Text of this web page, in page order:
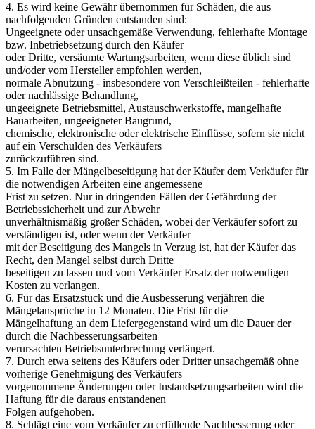
4. Es wird keine Gewähr übernommen für Schäden, die aus
nachfolgenden Gründen entstanden sind:
Ungeeignete oder unsachgemäße Verwendung, fehlerhafte Montage
bzw. Inbetriebsetzung durch den Käufer
oder Dritte, versäumte Wartungsarbeiten, wenn diese üblich sind
und/oder vom Hersteller empfohlen werden,
normale Abnutzung - insbesondere von Verschleißteilen - fehlerhafte
oder nachlässige Behandlung,
ungeeignete Betriebsmittel, Austauschwerkstoffe, mangelhafte
Bauarbeiten, ungeeigneter Baugrund,
chemische, elektronische oder elektrische Einflüsse, sofern sie nicht
auf ein Verschulden des Verkäufers
zurückzuführen sind.
5. Im Falle der Mängelbeseitigung hat der Käufer dem Verkäufer für
die notwendigen Arbeiten eine angemessene
Frist zu setzen. Nur in dringenden Fällen der Gefährdung der
Betriebssicherheit und zur Abwehr
unverhältnismäßig großer Schäden, wobei der Verkäufer sofort zu
verständigen ist, oder wenn der Verkäufer
mit der Beseitigung des Mangels in Verzug ist, hat der Käufer das
Recht, den Mangel selbst durch Dritte
beseitigen zu lassen und vom Verkäufer Ersatz der notwendigen
Kosten zu verlangen.
6. Für das Ersatzstück und die Ausbesserung verjähren die
Mängelansprüche in 12 Monaten. Die Frist für die
Mängelhaftung an dem Liefergegenstand wird um die Dauer der
durch die Nachbesserungsarbeiten
verursachten Betriebsunterbrechung verlängert.
7. Durch etwa seitens des Käufers oder Dritter unsachgemäß ohne
vorherige Genehmigung des Verkäufers
vorgenommene Änderungen oder Instandsetzungsarbeiten wird die
Haftung für die daraus entstandenen
Folgen aufgehoben.
8. Schlägt eine vom Verkäufer zu erfüllende Nachbesserung oder